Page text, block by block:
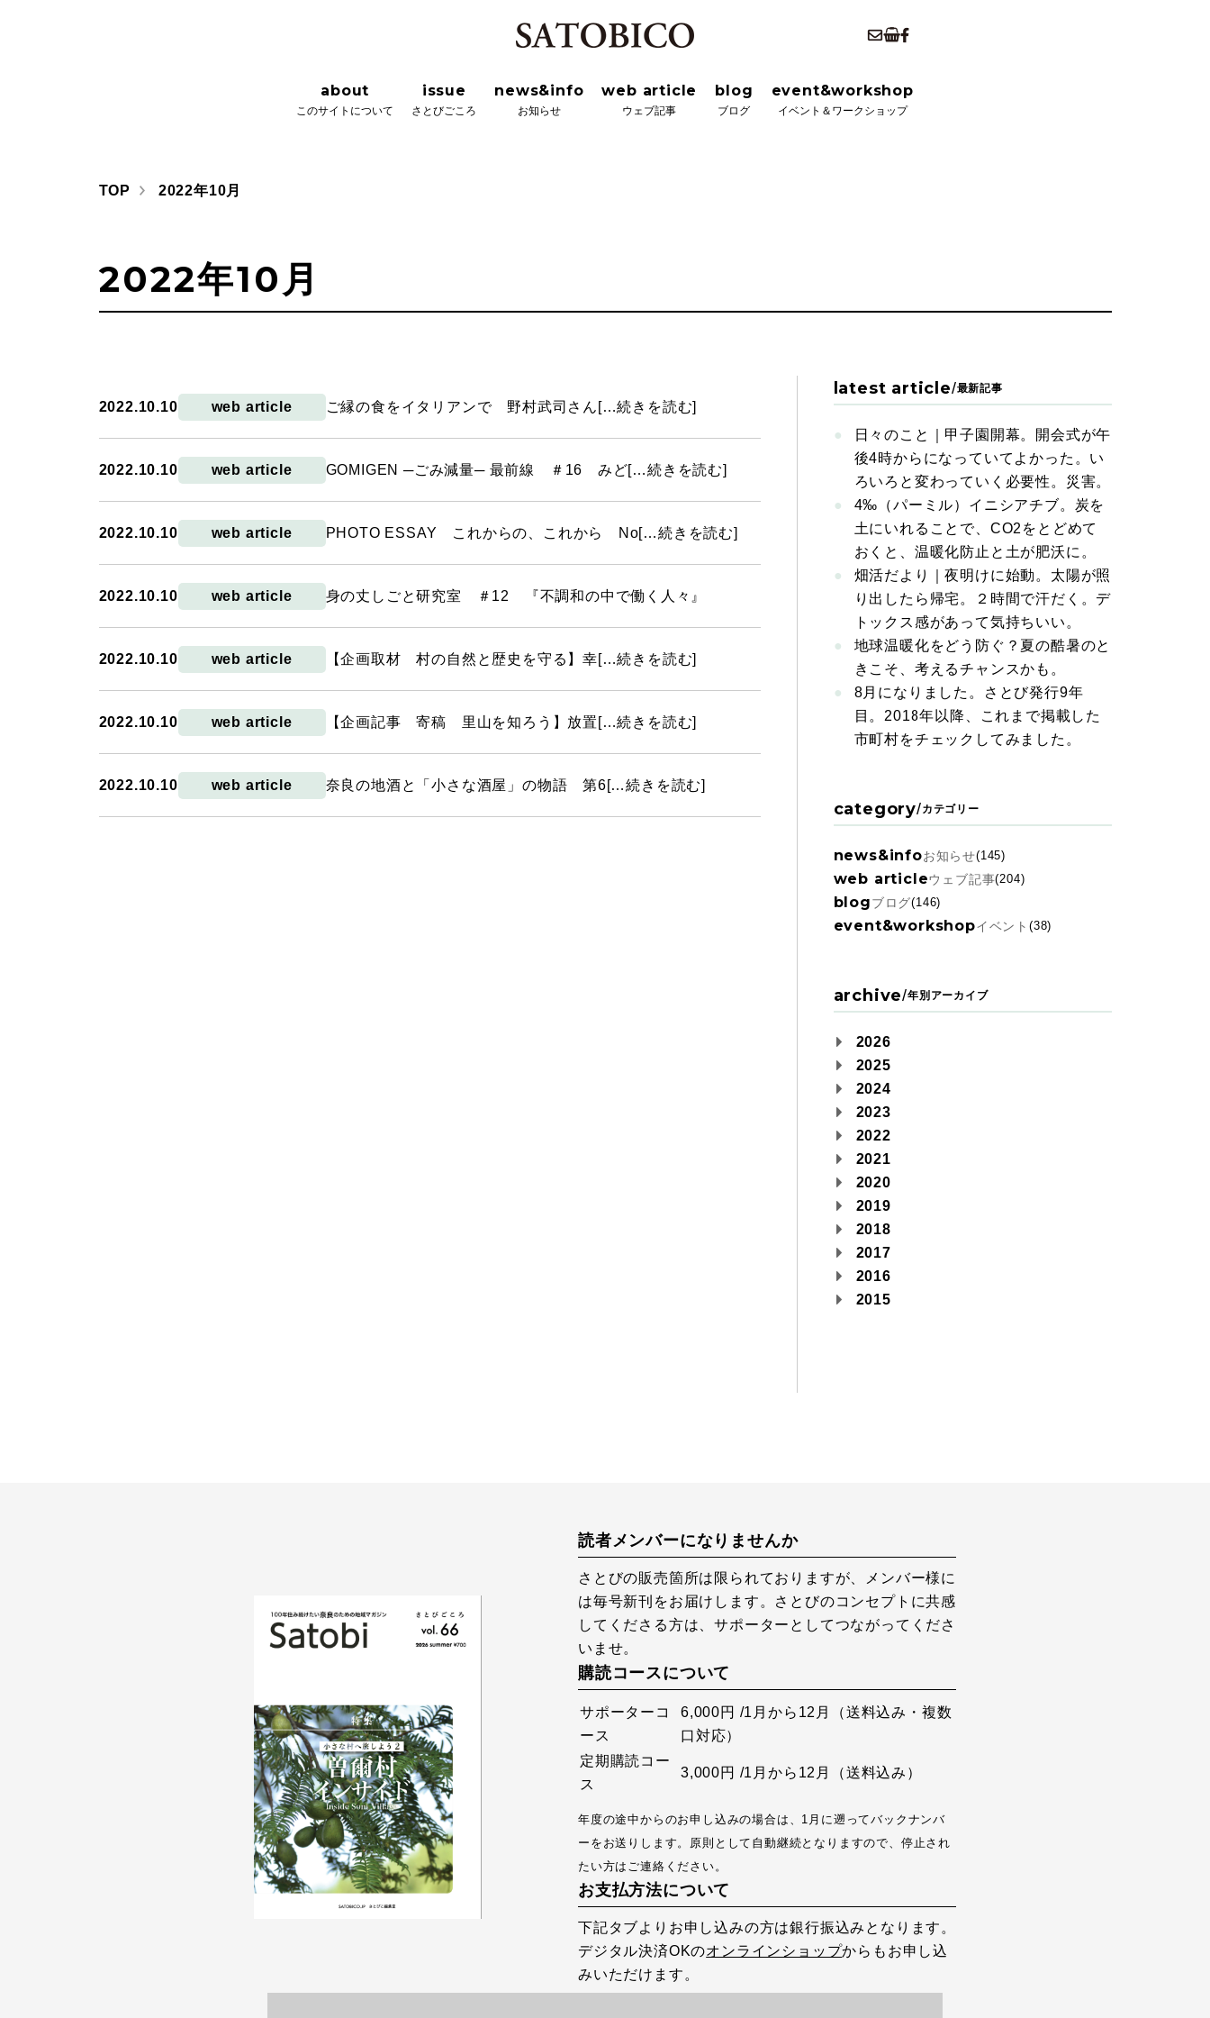
about
このサイトについて
issue
さとびごころ
news&info
お知らせ
web article
ウェブ記事
blog
ブログ
event&workshop
イベント＆ワークショップ
news&info web article blog
TOP 2022年10月
2022年10月
2022.10.10 web article ご縁の食をイタリアンで 野村武司さん[…続きを読む]
2022.10.10 web article GOMIGEN ─ごみ減量─ 最前線 ＃16 みど[…続きを読む]
2022.10.10 web article PHOTO ESSAY これからの、これから No[…続きを読む]
2022.10.10 web article 身の丈しごと研究室 ＃12 『不調和の中で働く人々』
2022.10.10 web article 【企画取材 村の自然と歴史を守る】幸[…続きを読む]
2022.10.10 web article 【企画記事 寄稿 里山を知ろう】放置[…続きを読む]
2022.10.10 web article 奈良の地酒と「小さな酒屋」の物語 第6[…続きを読む]
latest article/最新記事
日々のこと｜甲子園開幕。開会式が午
後4時からになっていてよかった。い
ろいろと変わっていく必要性。災害。
4‰（パーミル）イニシアチブ。炭を
土にいれることで、CO2をとどめて
おくと、温暖化防止と土が肥沃に。
畑活だより｜夜明けに始動。太陽が照
り出したら帰宅。２時間で汗だく。デ
トックス感があって気持ちいい。
地球温暖化をどう防ぐ？夏の酷暑のと
きこそ、考えるチャンスかも。
8月になりました。さとび発行9年
目。2018年以降、これまで掲載した
市町村をチェックしてみました。
category/カテゴリー
news&infoお知らせ(145)
web articleウェブ記事(204)
blogブログ(146)
event&workshopイベント (38)
archive/年別アーカイブ
2026
2025
2024
2023
2022
2021
2020
2019
2018
2017
2016
2015
読者メンバーになりませんか
さとびの販売箇所は限られておりますが、メンバー様に
は毎号新刊をお届けします。さとびのコンセプトに共感
してくださる方は、サポーターとしてつながってくださ
いませ。
購読コースについて
サポーターコ
ース
6,000円 /1月から12月（送料込み・複数
口対応）
定期購読コー
ス
3,000円 /1月から12月（送料込み）
年度の途中からのお申し込みの場合は、1月に遡ってバックナンバ
ーをお送りします。原則として自動継続となりますので、停止され
たい方はご連絡ください。
お支払方法について
下記タブよりお申し込みの方は銀行振込みとなります。
デジタル決済OKのオンラインショップからもお申し込
みいただけます。